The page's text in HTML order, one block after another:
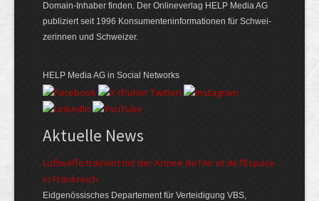
Domain-Inhaber finden. Der Online­verlag HELP Media AG
publiziert seit 1996 Konsumenten­informationen für Schwei­
zerinnen und Schweizer.
HELP Media AG in Social Networks
Aktuelle News
Luftwaffe trainiert mit der Armee de l’Air et de l’Espace
in Frankreich
Eidgenössisches Departement für Verteidigung VBS,